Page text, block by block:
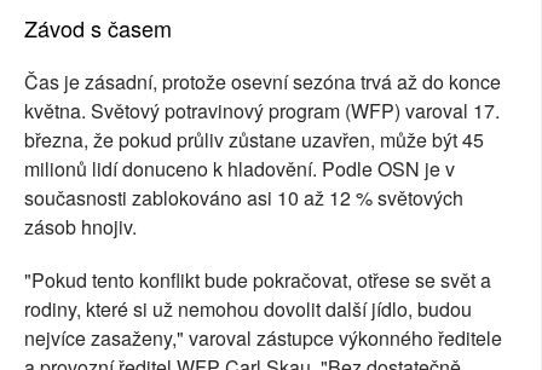
Závod s časem
Čas je zásadní, protože osevní sezóna trvá až do konce
května. Světový potravinový program (WFP) varoval 17.
března, že pokud průliv zůstane uzavřen, může být 45
milionů lidí donuceno k hladovění. Podle OSN je v
současnosti zablokováno asi 10 až 12 % světových
zásob hnojiv.
"Pokud tento konflikt bude pokračovat, otřese se svět a
rodiny, které si už nemohou dovolit další jídlo, budou
nejvíce zasaženy," varoval zástupce výkonného ředitele